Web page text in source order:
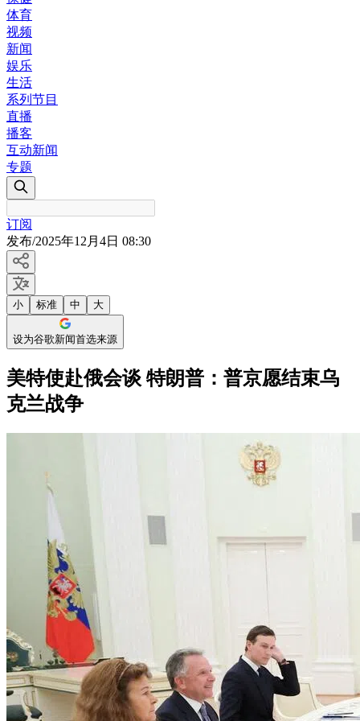
体育
视频
新闻
娱乐
生活
系列节目
直播
播客
互动新闻
专题
订阅
发布/2025年12月4日 08:30
小 标准 中 大
设为谷歌新闻首选来源
美特使赴俄会谈 特朗普：普京愿结束乌
克兰战争